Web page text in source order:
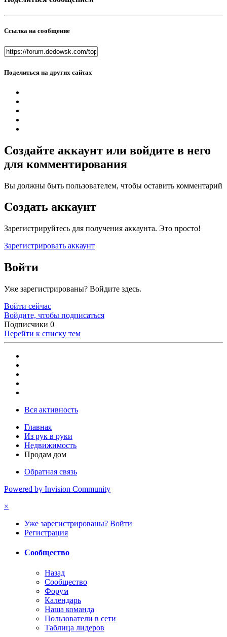
Ссылка на сообщение
Поделиться на других сайтах
Создайте аккаунт или войдите в него
для комментирования
Вы должны быть пользователем, чтобы оставить комментарий
Создать аккаунт
Зарегистрируйтесь для получения аккаунта. Это просто!
Зарегистрировать аккаунт
Войти
Уже зарегистрированы? Войдите здесь.
Войти сейчас
Войдите, чтобы подписаться
Подписчики 0
Перейти к списку тем
Вся активность
Главная
Из рук в руки
Недвижимость
Продам дом
Обратная связь
Powered by Invision Community
×
Уже зарегистрированы? Войти
Регистрация
Сообщество
Назад
Сообщество
Форум
Календарь
Наша команда
Пользователи в сети
Таблица лидеров